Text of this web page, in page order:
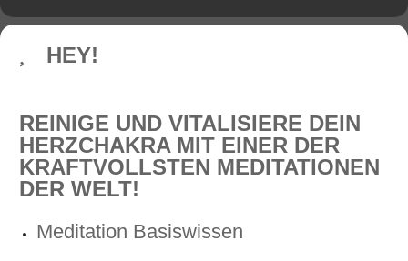
HEY!
REINIGE UND VITALISIERE DEIN
HERZCHAKRA MIT EINER DER
KRAFTVOLLSTEN MEDITATIONEN
DER WELT!
Meditation Basiswissen